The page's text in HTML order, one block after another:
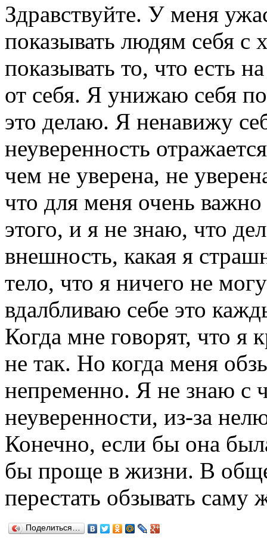
Здравствуйте. У меня
показывать людям себя с
показывать то, что есть
от себя. Я унижаю себя
это делаю. Я ненавижу
неуверенность
чем не уверена, не
что для меня очень
этого, и я не знаю, что
внешность, какая я
тело, что я ничего не
вдалбливаю себе это
Когда мне говорят, что я
не так. Но когда меня
непременно. Я не знаю с
неуверенности, из-за
Конечно, если бы она
бы проще в жизни. В
перестать обзывать саму
Поделиться…